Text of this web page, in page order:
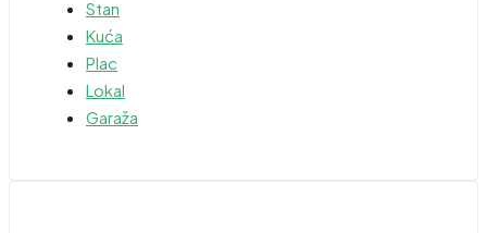
Stan
Kuća
Plac
Lokal
Garaža